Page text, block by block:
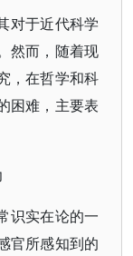
对于近代科学
然而，随着现
，在哲学和科
困难，主要表
识实在论的一
官所感知到的